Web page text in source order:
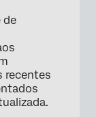
de
recentes